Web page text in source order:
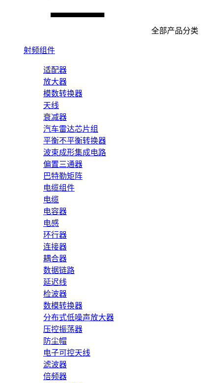
全部产品分类
射频组件
适配器
放大器
模数转换器
天线
衰减器
汽车雷达芯片组
平衡不平衡转换器
波束成形集成电路
偏置三通器
巴特勒矩阵
电缆组件
电缆
电容器
电感
环行器
连接器
耦合器
数据链路
延迟线
检波器
数模转换器
分布式低噪声放大器
压控振荡器
防尘帽
电子可控天线
滤波器
倍频器